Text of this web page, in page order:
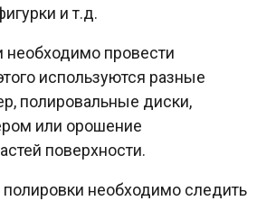
и т.д.
провести
используются разные
полировальные диски,
или орошение
поверхности.
необходимо следить